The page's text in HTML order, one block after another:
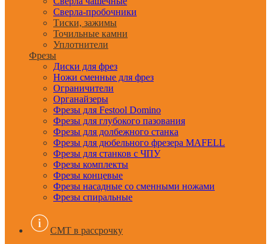
Сверла-пробочники
Тиски, зажимы
Точильные камни
Уплотнители
Фрезы
Диски для фрез
Ножи сменные для фрез
Ограничители
Органайзеры
Фрезы для Festool Domino
Фрезы для глубокого пазования
Фрезы для долбежного станка
Фрезы для дюбельного фрезера MAFELL
Фрезы для станков с ЧПУ
Фрезы комплекты
Фрезы концевые
Фрезы насадные со сменными ножами
Фрезы спиральные
CMT в рассрочку